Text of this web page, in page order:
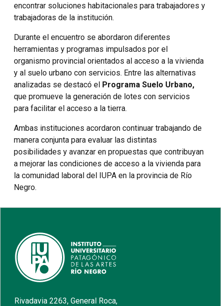
encontrar soluciones habitacionales para trabajadores y
trabajadoras de la institución.
Durante el encuentro se abordaron diferentes
herramientas y programas impulsados por el
organismo provincial orientados al acceso a la vivienda
y al suelo urbano con servicios. Entre las alternativas
analizadas se destacó el Programa Suelo Urbano,
que promueve la generación de lotes con servicios
para facilitar el acceso a la tierra.
Ambas instituciones acordaron continuar trabajando de
manera conjunta para evaluar las distintas
posibilidades y avanzar en propuestas que contribuyan
a mejorar las condiciones de acceso a la vivienda para
la comunidad laboral del IUPA en la provincia de Río
Negro.
Rivadavia 2263, General Roca,